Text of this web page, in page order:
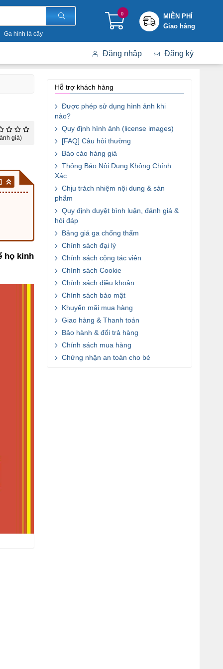
Ga hình lá cây
0
MIỄN PHÍ
Giao hàng
Đăng ký
Đăng nhập
giá)
họ kinh
Hỗ trợ khách hàng
Được phép sử dụng hình ảnh khi
nào?
Quy định hình ảnh (license images)
[FAQ] Câu hỏi thường
Báo cáo hàng giả
Thông Báo Nội Dung Không Chính
Xác
Chịu trách nhiệm nội dung & sản
phẩm
Quy định duyệt bình luận, đánh giá &
hỏi đáp
Bảng giá ga chống thấm
Chính sách đại lý
Chính sách cộng tác viên
Chính sách Cookie
Chính sách điều khoản
Chính sách bảo mật
Khuyến mãi mua hàng
Giao hàng & Thanh toán
Bảo hành & đổi trả hàng
Chính sách mua hàng
Chứng nhận an toàn cho bé